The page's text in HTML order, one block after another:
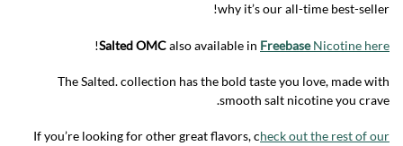
why it’s our all-time best-seller!
Salted OMCalso available in FreebaseNicotine here
!
The Salted. collection has the bold taste you love, made with
smooth salt nicotine you crave.
If you’re looking for other great flavors, check out the rest of our